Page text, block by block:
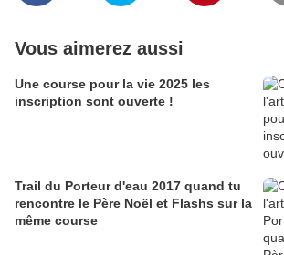
Vous aimerez aussi
Une course pour la vie 2025 les
inscription sont ouverte !
Trail du Porteur d'eau 2017 quand tu
rencontre le Père Noël et Flashs sur la
même course